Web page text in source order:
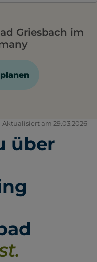
Griesbach im
Aktualisiert am 29.03.2026
über